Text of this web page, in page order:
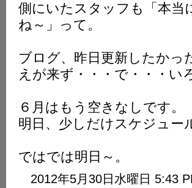
側にいたスタッフも「本当
ね～」って。
ブログ、昨日更新したか
えが来ず・・・で・・・い
６月はもう空きなしです。
明日、少しだけスケジュー
ではでは明日～。
2012年5月30日水曜日 5:43